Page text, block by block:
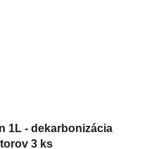
1L - dekarbonizácia
3 ks